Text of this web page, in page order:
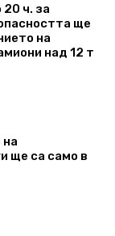
20 ч. за
ще
на
над 12 т
на
ще са само в